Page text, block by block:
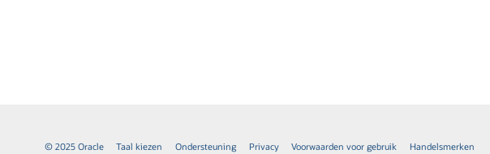
© 2025 Oracle Taal kiezen Ondersteuning Privacy Voorwaarden voor gebruik Handelsmerken